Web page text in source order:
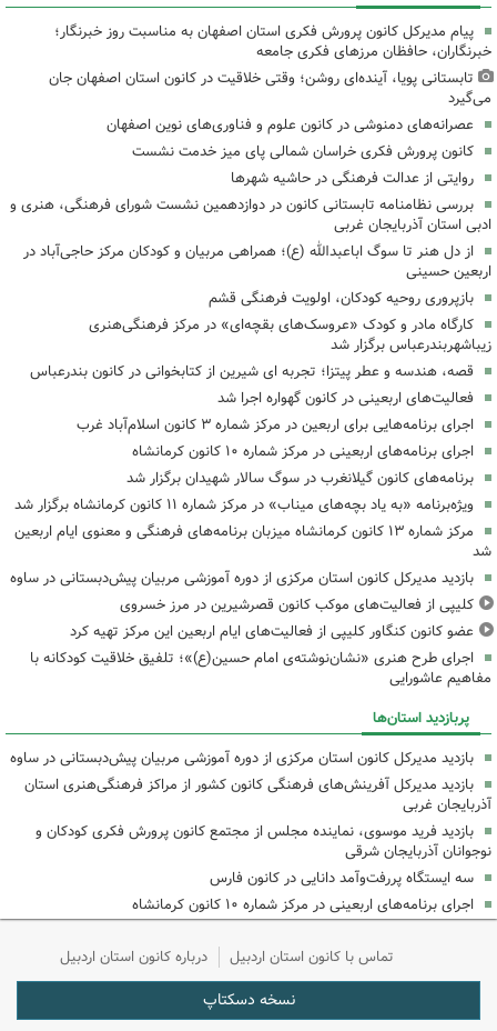
پیام مدیرکل کانون پرورش فکری استان اصفهان به مناسبت روز خبرنگار؛
خبرنگاران، حافظان مرزهای فکری جامعه
تابستانی پویا، آینده‌ای روشن؛ وقتی خلاقیت در کانون استان اصفهان جان
می‌گیرد
عصرانه‌های دمنوشی در کانون علوم و فناوری‌های نوین اصفهان
کانون پرورش فکری خراسان شمالی پای میز خدمت نشست
روایتی از عدالت فرهنگی در حاشیه شهرها
بررسی نظامنامه تابستانی کانون در دوازدهمین نشست شورای فرهنگی، هنری و
ادبی استان آذربایجان غربی
از دل هنر تا سوگ اباعبدالله (ع)؛ همراهی مربیان و کودکان مرکز حاجی‌آباد در
اربعین حسینی
بازپروری روحیه کودکان، اولویت فرهنگی قشم
کارگاه مادر و کودک «عروسک‌های بقچه‌ای» در مرکز فرهنگی‌هنری
زیباشهربندرعباس برگزار شد
قصه، هندسه و عطر پیتزا؛ تجربه ای شیرین از کتابخوانی در کانون بندرعباس
فعالیت‌های اربعینی در کانون گهواره اجرا شد
اجرای برنامه‌هایی برای اربعین در مرکز شماره ۳ کانون اسلام‌آباد غرب
اجرای برنامه‌های اربعینی در مرکز شماره ۱۰ کانون کرمانشاه
برنامه‌های کانون گیلانغرب در سوگ سالار شهیدان برگزار شد
ویژه‌برنامه «به یاد بچه‌های میناب» در مرکز شماره ۱۱ کانون کرمانشاه برگزار شد
مرکز شماره ۱۳ کانون کرمانشاه میزبان برنامه‌های فرهنگی و معنوی ایام اربعین
شد
بازدید مدیرکل کانون استان مرکزی از دوره آموزشی مربیان پیش‌دبستانی در ساوه
کلیپی از فعالیت‌های موکب کانون قصرشیرین در مرز خسروی
عضو کانون کنگاور کلیپی از فعالیت‌های ایام اربعین این مرکز تهیه کرد
اجرای طرح هنری «نشان‌نوشته‌ی امام حسین(ع)»؛ تلفیق خلاقیت کودکانه با
مفاهیم عاشورایی
پربازدید استان‌ها
بازدید مدیرکل کانون استان مرکزی از دوره آموزشی مربیان پیش‌دبستانی در ساوه
بازدید مدیرکل آفرینش‌های فرهنگی کانون کشور از مراکز فرهنگی‌هنری استان
آذربایجان غربی
بازدید فرید موسوی، نماینده مجلس از مجتمع کانون پرورش فکری کودکان و
نوجوانان آذربایجان شرقی
سه ایستگاه پررفت‌وآمد دانایی در کانون فارس
اجرای برنامه‌های اربعینی در مرکز شماره ۱۰ کانون کرمانشاه
تماس با کانون استان اردبیل درباره کانون استان اردبیل
نسخه دسکتاپ